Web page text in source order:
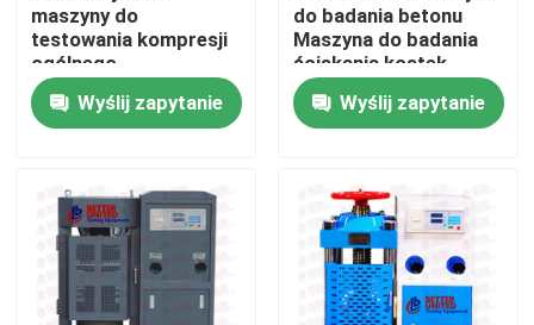
Skontaktuj się z nami
Poprosić o wycenę
Maszyna do testowania gleby
Maszyna do testowania betonu
maszyny do
testowania kompresji
ogólnego
przeznaczenia Sprzęt
do testowania kostek
betonu
Wyślij zapytanie
do badania betonu
Maszyna do badania
ściskania kostek
Wyślij zapytanie